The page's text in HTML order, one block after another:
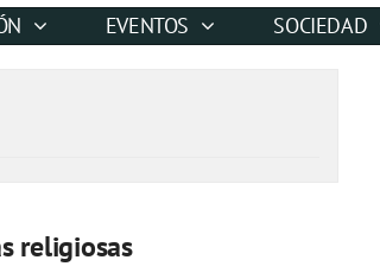
EVENTOS SOCIEDAD
religiosas